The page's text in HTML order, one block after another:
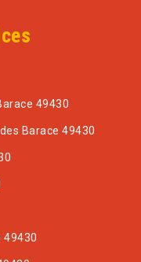
49430
Barace 49430
49430